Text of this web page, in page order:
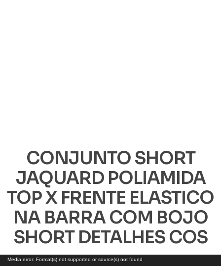
CONJUNTO SHORT
JAQUARD POLIAMIDA
TOP X FRENTE ELASTICO
NA BARRA COM BOJO
SHORT DETALHES COS
Tocador
Media error: Format(s) not supported or source(s) not found